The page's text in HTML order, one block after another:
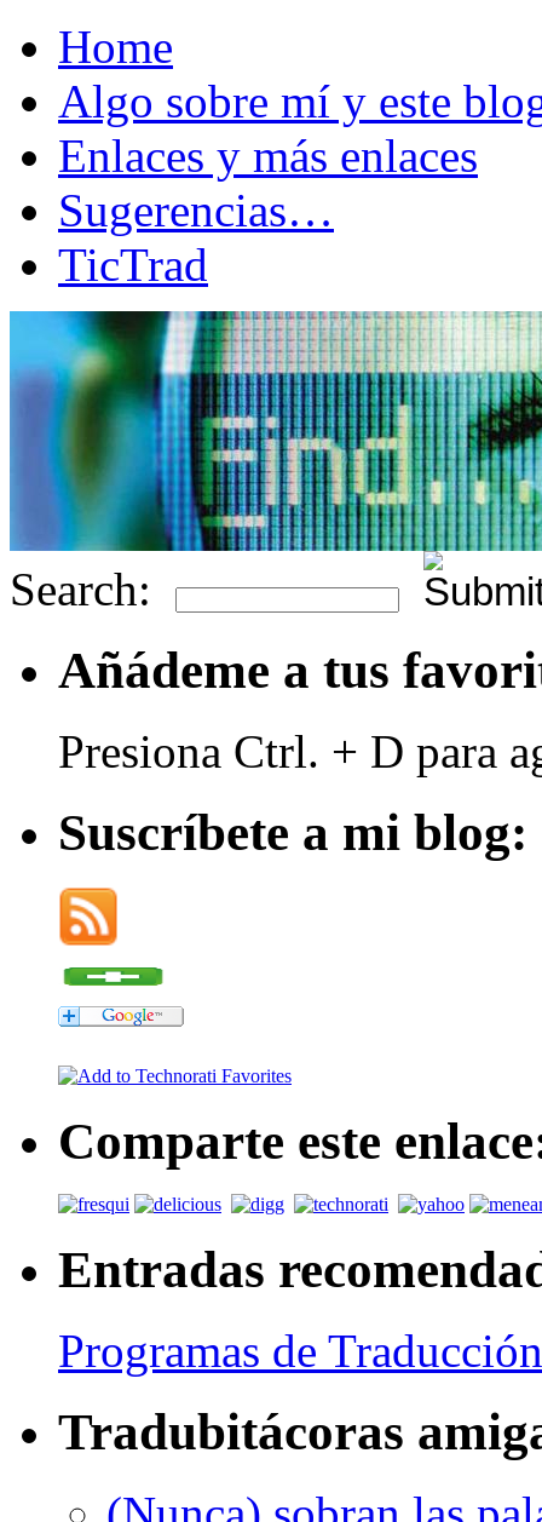
Home
Algo sobre mí y este
Enlaces y más enlaces
Sugerencias…
TicTrad
Search:
Añádeme a tus
Presiona Ctrl. + D para
Suscríbete a mi blog:
Comparte este
Entradas
Programas de
Tradubitácoras